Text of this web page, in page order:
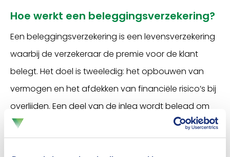
Hoe werkt een beleggingsverzekering?
Een beleggingsverzekering is een levensverzekering
waarbij de verzekeraar de premie voor de klant
belegt. Het doel is tweeledig: het opbouwen van
vermogen en het afdekken van financiële risico’s bij
overlijden. Een deel van de inleg wordt belegd om
vermogen op te bouwen, bijvoorbeeld voor het
aflossen van de hypotheek of als aanvulling op het